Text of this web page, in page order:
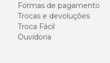
Formas de pagamento
Trocas e devoluções
Troca Fácil
Ouvidoria